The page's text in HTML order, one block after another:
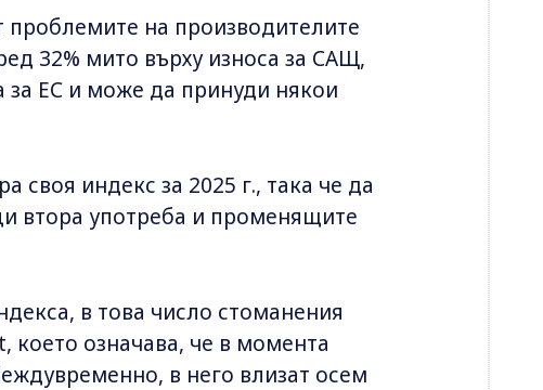
на производителите
32% мито върху износа за САЩ,
за ЕС и може да принуди някои
своя индекс за 2025 г., така че да
втора употреба и променящите
в това число стоманения
което означава, че в момента
в него влизат осем